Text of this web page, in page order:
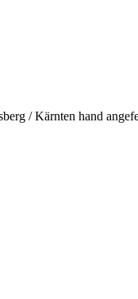
/ Kärnten hand